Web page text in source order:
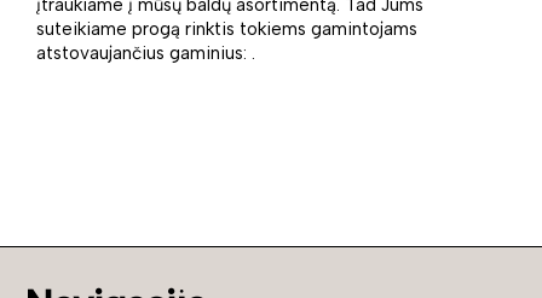
įtraukiame į mūsų baldų asortimentą. Tad Jums
suteikiame progą rinktis tokiems gamintojams
atstovaujančius gaminius: .